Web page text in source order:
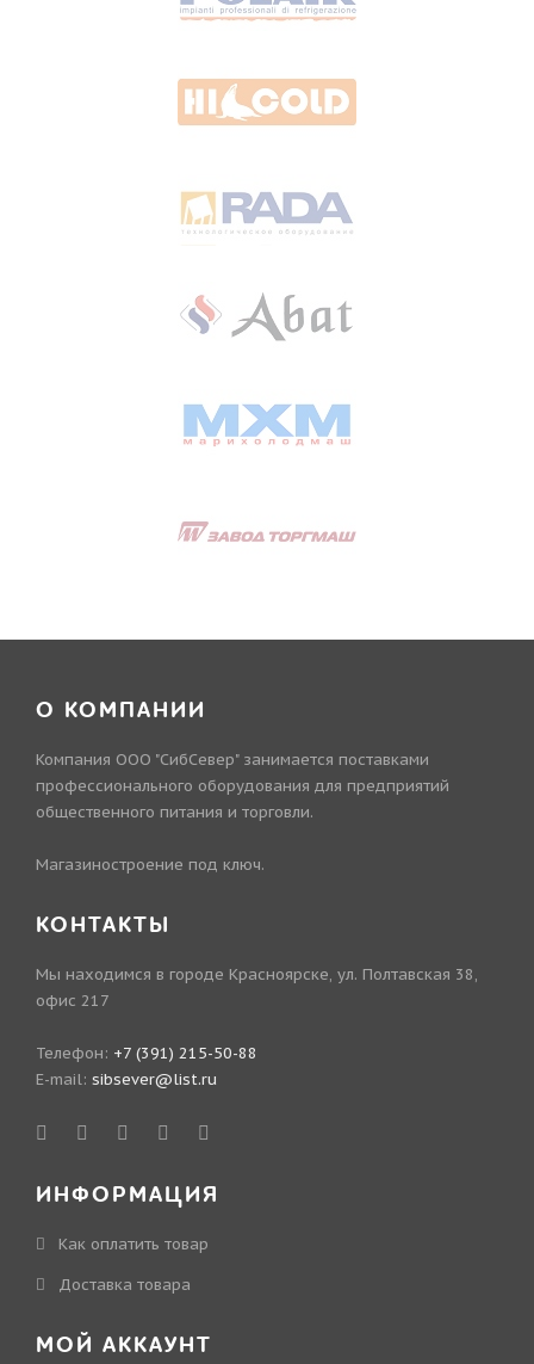
О КОМПАНИИ
Компания ООО "СибСевер" занимается поставками
профессионального оборудования для предприятий
общественного питания и торговли.
Магазиностроение под ключ.
КОНТАКТЫ
Мы находимся в городе Красноярске, ул. Полтавская 38,
офис 217
Телефон: +7 (391) 215-50-88
E-mail: sibsever@list.ru
ИНФОРМАЦИЯ
Как оплатить товар
Доставка товара
МОЙ АККАУНТ